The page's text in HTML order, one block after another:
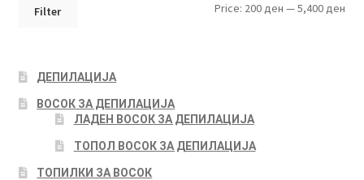
Filter Price: 200 ден —5,400 ден
ДЕПИЛАЦИЈА
ВОСОК ЗА ДЕПИЛАЦИЈА
ЛАДЕН ВОСОК ЗА ДЕПИЛАЦИЈА
ТОПОЛ ВОСОК ЗА ДЕПИЛАЦИЈА
ТОПИЛКИ ЗА ВОСОК